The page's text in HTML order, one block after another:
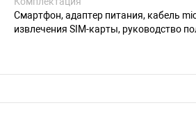
Смартфон, адаптер питания, кабель
извлечения SIM-карты, руководство